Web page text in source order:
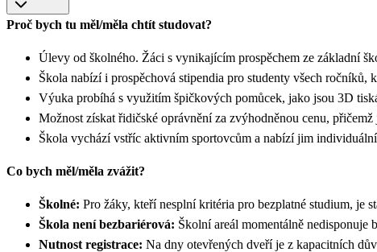
Proč bych tu měl/měla chtít studovat?
Úlevy od školného. Žáci s vynikajícím prospěchem ze základní
Škola nabízí i prospěchová stipendia pro studenty všech ročníků,
Výuka probíhá s využitím špičkových pomůcek, jako jsou 3D
Možnost získat řidičské oprávnění za zvýhodněnou cenu,
Škola vychází vstříc aktivním sportovcům a nabízí jim
Co bych měl/měla zvážit?
Školné: Pro žáky, kteří nesplní kritéria pro bezplatné studium, je
Škola není bezbariérová: Školní areál momentálně nedisponuje
Nutnost registrace: Na dny otevřených dveří je z kapacitních